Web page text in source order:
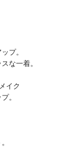
プ。
な一着。
イク
。